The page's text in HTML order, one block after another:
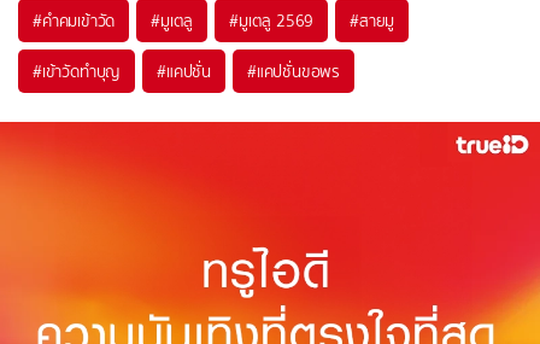
#คำคมเข้าวัด #มูเตลู #มูเตลู 2569 #สายมู
#เข้าวัดทำบุญ #แคปชั่น #แคปชั่นขอพร